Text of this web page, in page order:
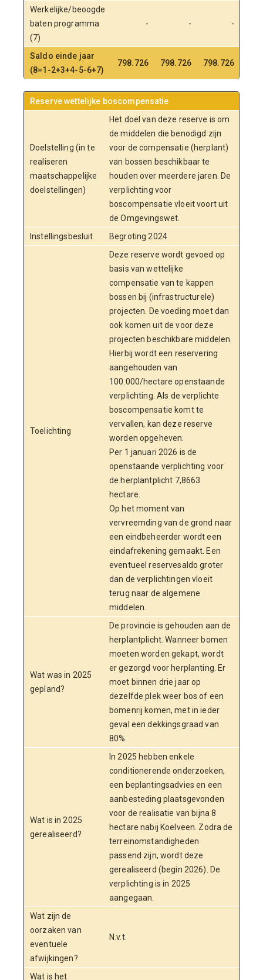
Werkelijke/beoogde
baten programma
(7)
- - -
Saldo einde jaar
(8=1-2+3+4-5-6+7)
798.726 798.726 798.726
Reserve wettelijke boscompensatie
Doelstelling (in te
realiseren
maatschappelijke
doelstellingen)
Het doel van deze reserve is om
de middelen die benodigd zijn
voor de compensatie (herplant)
van bossen beschikbaar te
houden over meerdere jaren. De
verplichting voor
boscompensatie vloeit voort uit
de Omgevingswet.
Instellingsbesluit
Begroting 2024
Toelichting
Deze reserve wordt gevoed op
basis van wettelijke
compensatie van te kappen
bossen bij (infrastructurele)
projecten. De voeding moet dan
ook komen uit de voor deze
projecten beschikbare middelen.
Hierbij wordt een reservering
aangehouden van
100.000/hectare openstaande
verplichting. Als de verplichte
boscompensatie komt te
vervallen, kan deze reserve
worden opgeheven.
Per 1 januari 2026 is de
openstaande verplichting voor
de herplantplicht 7,8663
hectare.
Op het moment van
vervreemding van de grond naar
een eindbeheerder wordt een
eindafrekening gemaakt. Een
eventueel reservesaldo groter
dan de verplichtingen vloeit
terug naar de algemene
middelen.
Wat was in 2025
gepland?
De provincie is gehouden aan de
herplantplicht. Wanneer bomen
moeten worden gekapt, wordt
er gezorgd voor herplanting. Er
moet binnen drie jaar op
dezelfde plek weer bos of een
bomenrij komen, met in ieder
geval een dekkingsgraad van
80%.
Wat is in 2025
gerealiseerd?
In 2025 hebben enkele
conditionerende onderzoeken,
een beplantingsadvies en een
aanbesteding plaatsgevonden
voor de realisatie van bijna 8
hectare nabij Koelveen. Zodra de
terreinomstandigheden
passend zijn, wordt deze
gerealiseerd (begin 2026). De
verplichting is in 2025
aangegaan.
Wat zijn de
oorzaken van
eventuele
afwijkingen?
N.v.t.
Wat is het